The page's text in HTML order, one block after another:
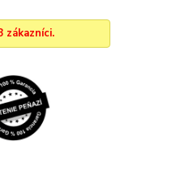
zákazníci.